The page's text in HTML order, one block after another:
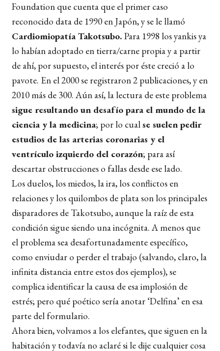
Foundation que cuenta que el primer caso
reconocido data de 1990 en Japón, y se le llamó
Cardiomiopatía Takotsubo. Para 1998 los yankis ya
lo habían adoptado en tierra/carne propia y a partir
de ahí, por supuesto, el interés por éste creció a lo
pavote. En el 2000 se registraron 2 publicaciones, y en
2010 más de 300. Aún así, la lectura de este problema
sigue resultando un desafío para el mundo de la
ciencia y la medicina; por lo cualse suelen pedir
estudios de las arterias coronarias y el
ventrículo izquierdo del corazón; para así
descartar obstrucciones o fallas desde ese lado.
Los duelos, los miedos, la ira, los conflictos en
relaciones y los quilombos de plata son los principales
disparadores de Takotsubo, aunque la raíz de esta
condición sigue siendo una incógnita. A menos que
el problema sea desafortunadamente específico,
como enviudar o perder el trabajo (salvando, claro, la
infinita distancia entre estos dos ejemplos), se
complica identificar la causa de esa implosión de
estrés; pero qué poético sería anotar ‘Delfina’ en esa
parte del formulario.
Ahora bien, volvamos a los elefantes, que siguen en la
habitación y todavía no aclaré si le dije cualquier cosa